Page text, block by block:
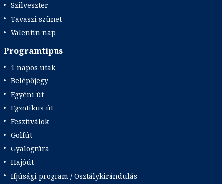
Szilveszter
Tavaszi szünet
Valentin nap
Programtípus
1 napos utak
Belépőjegy
Egyéni út
Egzotikus út
Fesztiválok
Golfút
Gyalogtúra
Hajóút
Ifjúsági program / Osztálykirándulás